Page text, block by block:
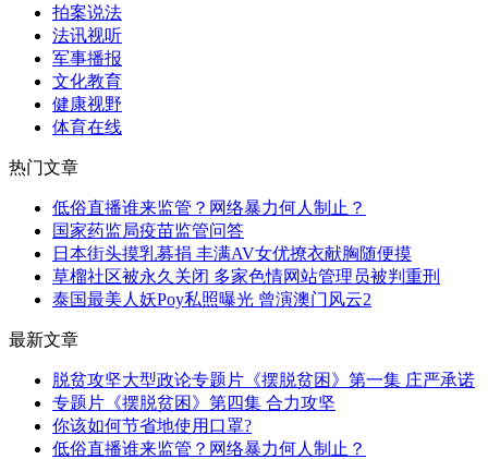
拍案说法
法讯视听
军事播报
文化教育
健康视野
体育在线
热门文章
低俗直播谁来监管？网络暴力何人制止？
国家药监局疫苗监管问答
日本街头摸乳募捐 丰满AV女优撩衣献胸随便摸
草榴社区被永久关闭 多家色情网站管理员被判重刑
泰国最美人妖Poy私照曝光 曾演澳门风云2
最新文章
脱贫攻坚大型政论专题片《摆脱贫困》第一集 庄严承诺
专题片《摆脱贫困》第四集 合力攻坚
你该如何节省地使用口罩?
低俗直播谁来监管？网络暴力何人制止？